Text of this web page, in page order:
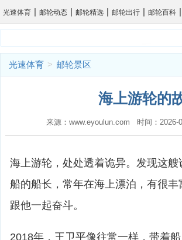
光速体育 | 邮轮动态 | 邮轮精选 | 邮轮出行 | 邮轮百科 |
光速体育 > 邮轮景区
海上游轮的
来源：www.eyoulun.com 时间：
海上游轮，处处透着诡异。发现这
船的船长，常年在海上漂泊，有很
跟他一起奋斗。
2018年，王卫平像往常一样，带着